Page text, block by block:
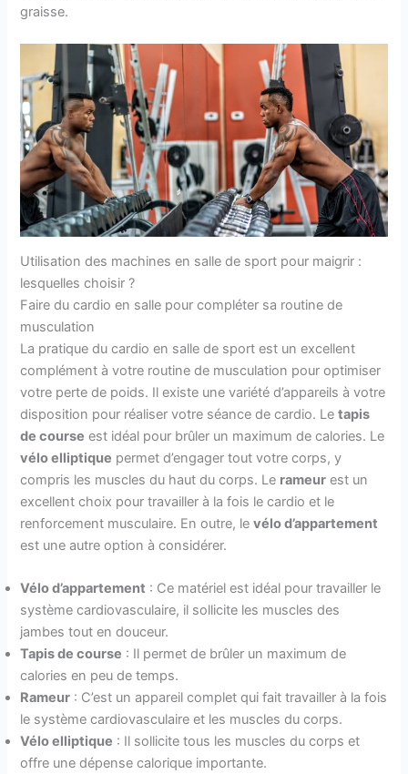
graisse.
Utilisation des machines en salle de sport pour maigrir :
lesquelles choisir ?
Faire du cardio en salle pour compléter sa routine de
musculation
La pratique du cardio en salle de sport est un excellent
complément à votre routine de musculation pour optimiser
votre perte de poids. Il existe une variété d’appareils à votre
disposition pour réaliser votre séance de cardio. Letapis
de course est idéal pour brûler un maximum de calories. Le
vélo elliptique permet d’engager tout votre corps, y
compris les muscles du haut du corps. Le rameur est un
excellent choix pour travailler à la fois le cardio et le
renforcement musculaire. En outre, levélo d’appartement
est une autre option à considérer.
Vélo d’appartement : Ce matériel est idéal pour travailler le
système cardiovasculaire, il sollicite les muscles des
jambes tout en douceur.
Tapis de course : Il permet de brûler un maximum de
calories en peu de temps.
Rameur : C’est un appareil complet qui fait travailler à la fois
le système cardiovasculaire et les muscles du corps.
Vélo elliptique : Il sollicite tous les muscles du corps et
offre une dépense calorique importante.